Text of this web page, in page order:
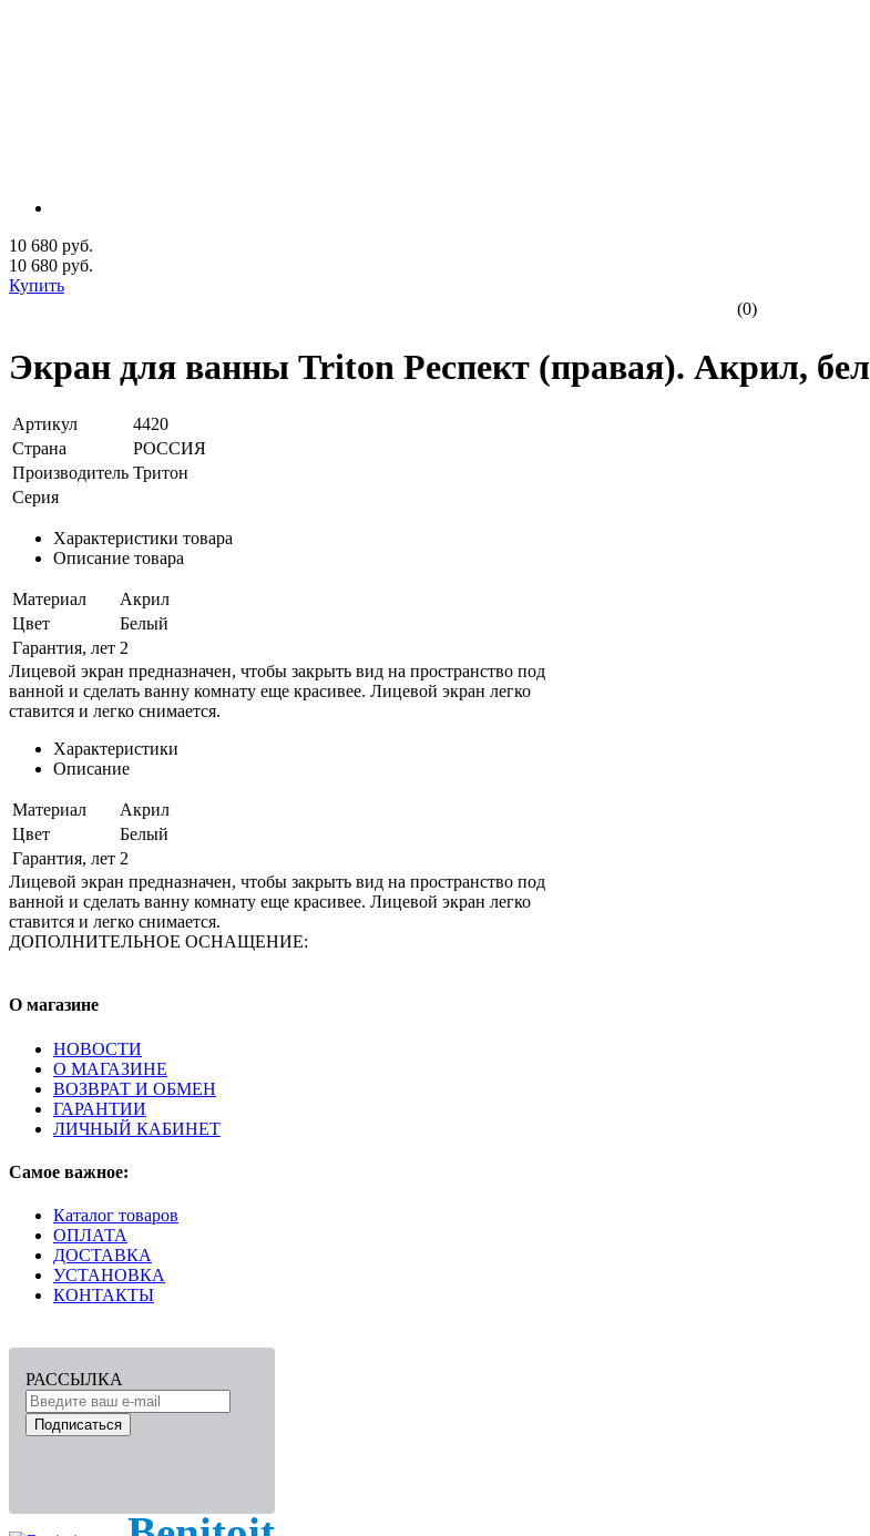
10 680 руб.
10 680 руб.
Купить
(0)
Экран для ванны Triton Респект (правая). Акрил,
Артикул
4420
Страна
РОССИЯ
Производитель Тритон
Серия
Характеристики товара
Описание товара
Материал
Акрил
Цвет
Белый
Гарантия, лет 2
Лицевой экран предназначен, чтобы закрыть вид на пространство под
ванной и сделать ванну комнату еще красивее. Лицевой экран легко
ставится и легко снимается.
Характеристики
Описание
Материал
Акрил
Цвет
Белый
Гарантия, лет 2
Лицевой экран предназначен, чтобы закрыть вид на пространство под
ванной и сделать ванну комнату еще красивее. Лицевой экран легко
ставится и легко снимается.
ДОПОЛНИТЕЛЬНОЕ ОСНАЩЕНИЕ:
О магазине
НОВОСТИ
О МАГАЗИНЕ
ВОЗВРАТ И ОБМЕН
ГАРАНТИИ
ЛИЧНЫЙ КАБИНЕТ
Самое важное:
Каталог товаров
ОПЛАТА
ДОСТАВКА
УСТАНОВКА
КОНТАКТЫ
РАССЫЛКА
Подписаться